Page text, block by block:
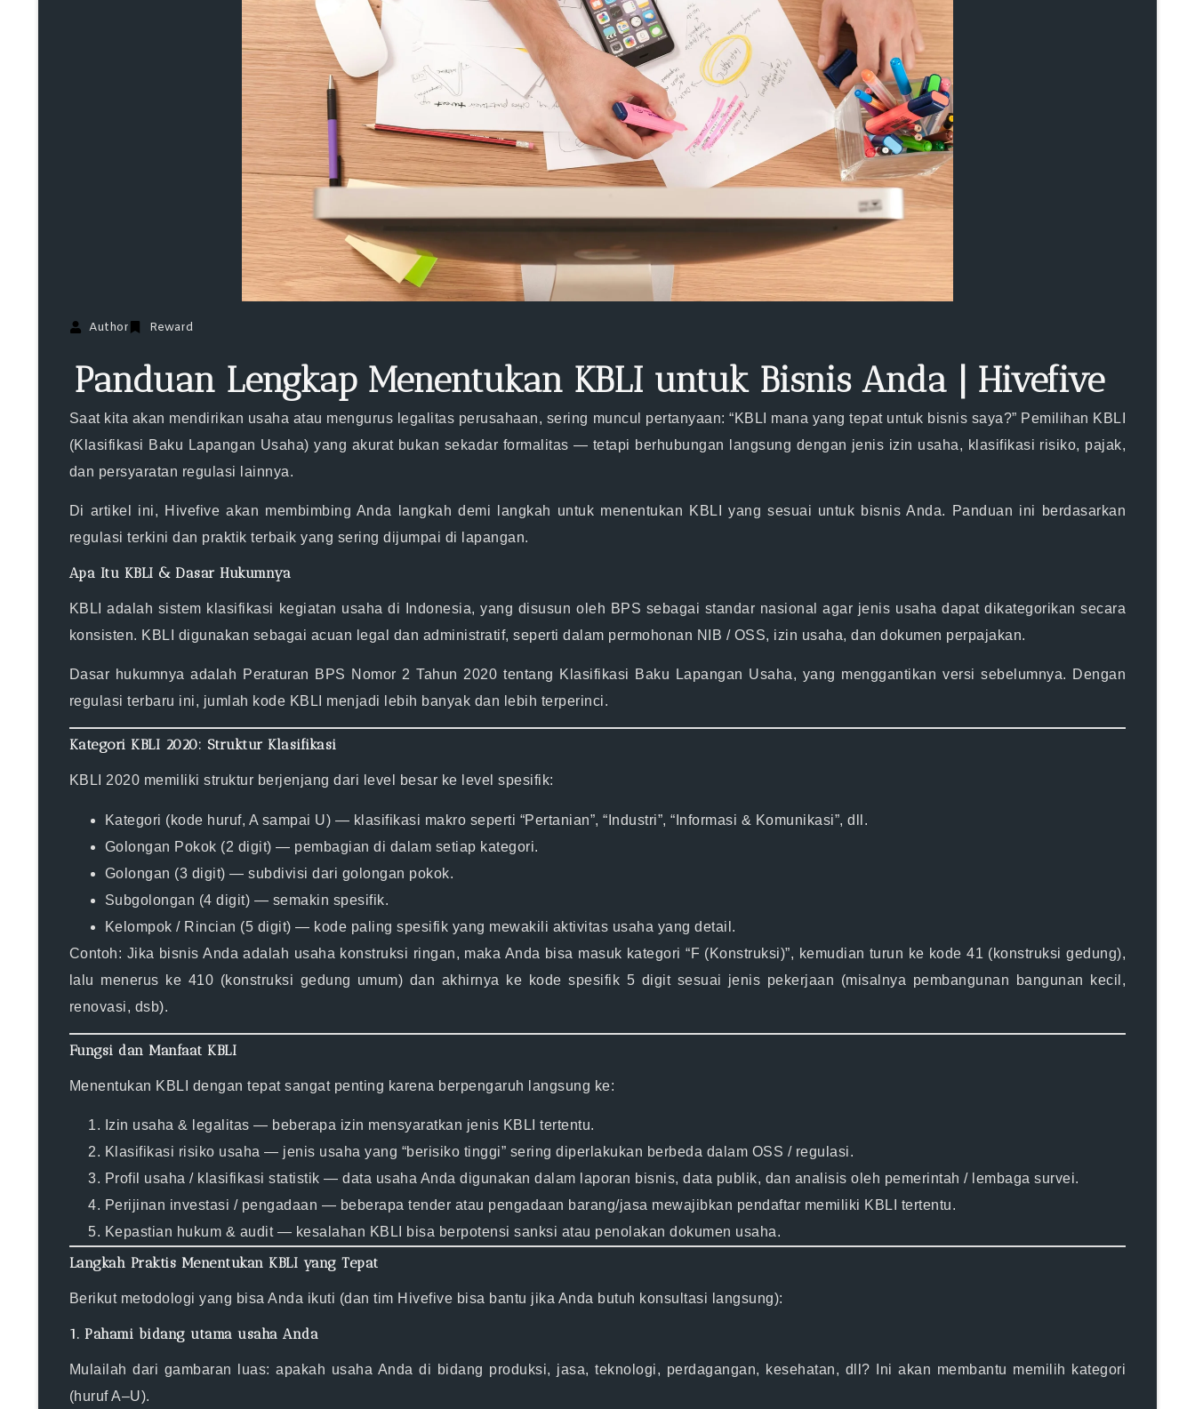
Author Reward
Panduan Lengkap Menentukan KBLI untuk Bisnis Anda | Hivefive
Saat kita akan mendirikan usaha atau mengurus legalitas perusahaan, sering muncul pertanyaan: “KBLI mana yang tepat untuk bisnis saya?” Pemilihan KBLI
(Klasifikasi Baku Lapangan Usaha) yang akurat bukan sekadar formalitas — tetapi berhubungan langsung dengan jenis izin usaha, klasifikasi risiko, pajak,
dan persyaratan regulasi lainnya.
Di artikel ini, Hivefive akan membimbing Anda langkah demi langkah untuk menentukan KBLI yang sesuai untuk bisnis Anda. Panduan ini berdasarkan
regulasi terkini dan praktik terbaik yang sering dijumpai di lapangan.
Apa Itu KBLI & Dasar Hukumnya
KBLI adalah sistem klasifikasi kegiatan usaha di Indonesia, yang disusun oleh BPS sebagai standar nasional agar jenis usaha dapat dikategorikan secara
konsisten. KBLI digunakan sebagai acuan legal dan administratif, seperti dalam permohonan NIB / OSS, izin usaha, dan dokumen perpajakan.
Dasar hukumnya adalah Peraturan BPS Nomor 2 Tahun 2020 tentang Klasifikasi Baku Lapangan Usaha, yang menggantikan versi sebelumnya. Dengan
regulasi terbaru ini, jumlah kode KBLI menjadi lebih banyak dan lebih terperinci.
Kategori KBLI 2020: Struktur Klasifikasi
KBLI 2020 memiliki struktur berjenjang dari level besar ke level spesifik:
Kategori (kode huruf, A sampai U) — klasifikasi makro seperti “Pertanian”, “Industri”, “Informasi & Komunikasi”, dll.
Golongan Pokok (2 digit) — pembagian di dalam setiap kategori.
Golongan (3 digit) — subdivisi dari golongan pokok.
Subgolongan (4 digit) — semakin spesifik.
Kelompok / Rincian (5 digit) — kode paling spesifik yang mewakili aktivitas usaha yang detail.
Contoh: Jika bisnis Anda adalah usaha konstruksi ringan, maka Anda bisa masuk kategori “F (Konstruksi)”, kemudian turun ke kode 41 (konstruksi gedung),
lalu menerus ke 410 (konstruksi gedung umum) dan akhirnya ke kode spesifik 5 digit sesuai jenis pekerjaan (misalnya pembangunan bangunan kecil,
renovasi, dsb).
Fungsi dan Manfaat KBLI
Menentukan KBLI dengan tepat sangat penting karena berpengaruh langsung ke:
Izin usaha & legalitas — beberapa izin mensyaratkan jenis KBLI tertentu.
Klasifikasi risiko usaha — jenis usaha yang “berisiko tinggi” sering diperlakukan berbeda dalam OSS / regulasi.
Profil usaha / klasifikasi statistik — data usaha Anda digunakan dalam laporan bisnis, data publik, dan analisis oleh pemerintah / lembaga survei.
Perijinan investasi / pengadaan — beberapa tender atau pengadaan barang/jasa mewajibkan pendaftar memiliki KBLI tertentu.
Kepastian hukum & audit— kesalahan KBLI bisa berpotensi sanksi atau penolakan dokumen usaha.
Langkah Praktis Menentukan KBLI yang Tepat
Berikut metodologi yang bisa Anda ikuti (dan tim Hivefive bisa bantu jika Anda butuh konsultasi langsung):
1. Pahami bidang utama usaha Anda
Mulailah dari gambaran luas: apakah usaha Anda di bidang produksi, jasa, teknologi, perdagangan, kesehatan, dll? Ini akan membantu memilih kategori
(huruf A–U).